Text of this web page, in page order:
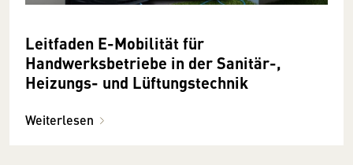
Leitfaden E-Mobilität für
Handwerksbetriebe in der Sanitär-,
Heizungs- und Lüftungstechnik
Weiterlesen